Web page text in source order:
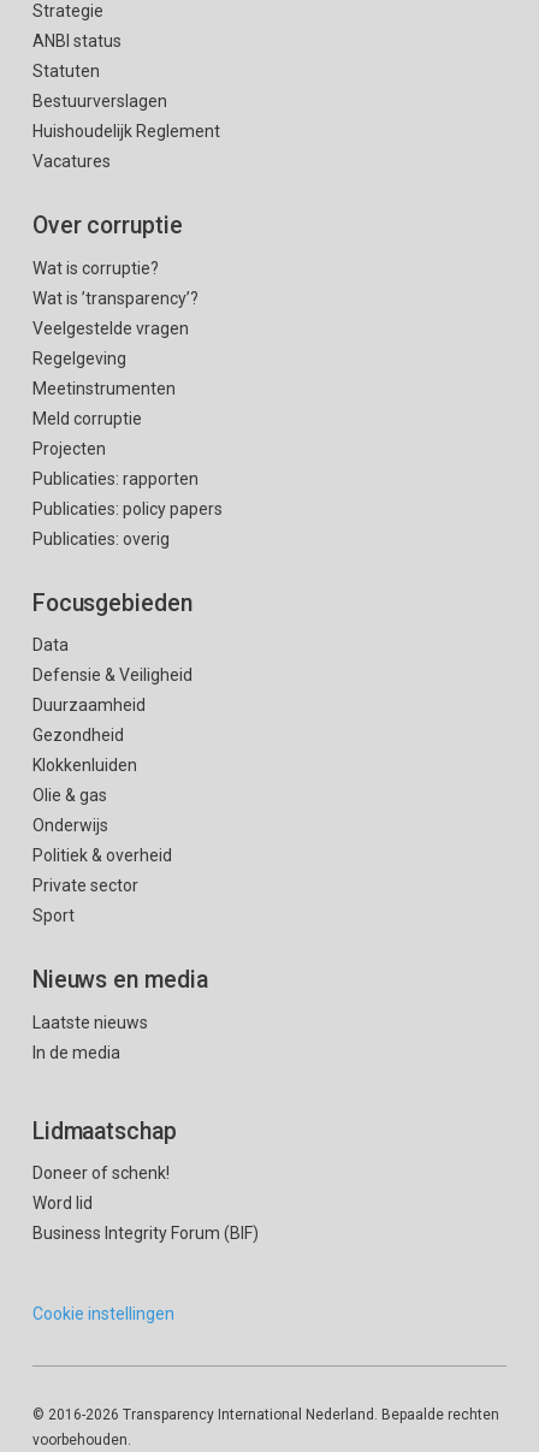
Strategie
ANBI status
Statuten
Bestuurverslagen
Huishoudelijk Reglement
Vacatures
Over corruptie
Wat is corruptie?
Wat is ’transparency’?
Veelgestelde vragen
Regelgeving
Meetinstrumenten
Meld corruptie
Projecten
Publicaties: rapporten
Publicaties: policy papers
Publicaties: overig
Focusgebieden
Data
Defensie & Veiligheid
Duurzaamheid
Gezondheid
Klokkenluiden
Olie & gas
Onderwijs
Politiek & overheid
Private sector
Sport
Nieuws en media
Laatste nieuws
In de media
Lidmaatschap
Doneer of schenk!
Word lid
Business Integrity Forum (BIF)
Cookie instellingen
© 2016-2026 Transparency International Nederland. Bepaalde rechten
voorbehouden.